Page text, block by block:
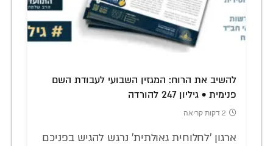
להשיב את הרוח: המגזין השבועי לעבודת השם
פנימית • גיליון 247 להורדה
2 דקות קריאה
ארגון 'לחלוחית גאולתית' נרגש להגיש בפניכם